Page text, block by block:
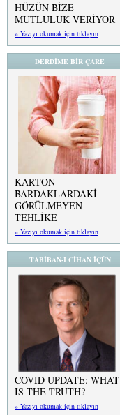
HÜZÜN BİZE
MUTLULUK VERİYOR
» Yazıyı okumak için tıklayın
DERDİME BİR ÇARE
KARTON
BARDAKLARDAKİ
GÖRÜLMEYEN
TEHLİKE
» Yazıyı okumak için tıklayın
TABİBAN-I CİHAN İÇÜN
COVID UPDATE: WHAT
IS THE TRUTH?
» Yazıyı okumak için tıklayın